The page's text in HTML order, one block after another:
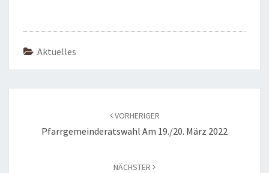
Aktuelles
VORHERIGER
Pfarrgemeinderatswahl Am 19./20. März 2022
NÄCHSTER